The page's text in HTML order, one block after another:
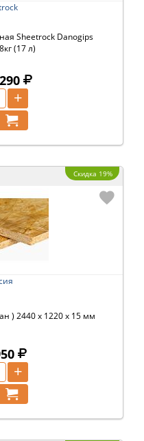
Sheetrock Danogips
(17 л)
+
Скидка 19%
) 2440 х 1220 х 15 мм
+